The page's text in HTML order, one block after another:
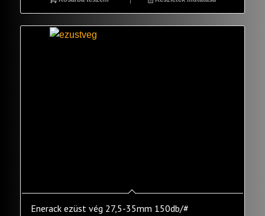
Enerack ezüst vég 27,5-35mm 150db/#